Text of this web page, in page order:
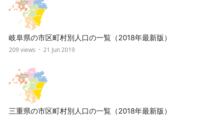
岐阜県の市区町村別人口の一覧（2018年最新版）
209 views 21 Jun 2019
三重県の市区町村別人口の一覧（2018年最新版）